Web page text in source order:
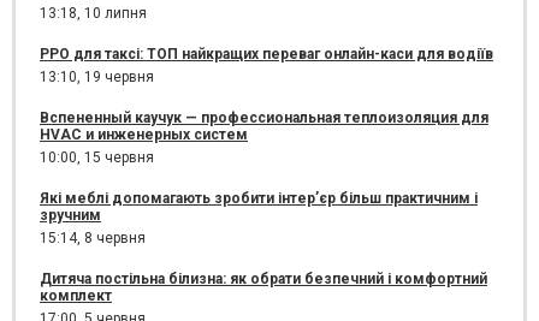
13:18, 10 липня
РРО для таксі: ТОП найкращих переваг онлайн-каси для водіїв
13:10, 19 червня
Вспененный каучук — профессиональная теплоизоляция для
HVAC и инженерных систем
10:00, 15 червня
Які меблі допомагають зробити інтер’єр більш практичним і
зручним
15:14, 8 червня
Дитяча постільна білизна: як обрати безпечний і комфортний
комплект